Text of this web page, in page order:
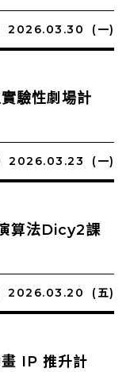
2026.03.30 (一)
驗性劇場計
2026.03.23 (一)
算法Dicy2課
2026.03.20 (五)
IP 推升計